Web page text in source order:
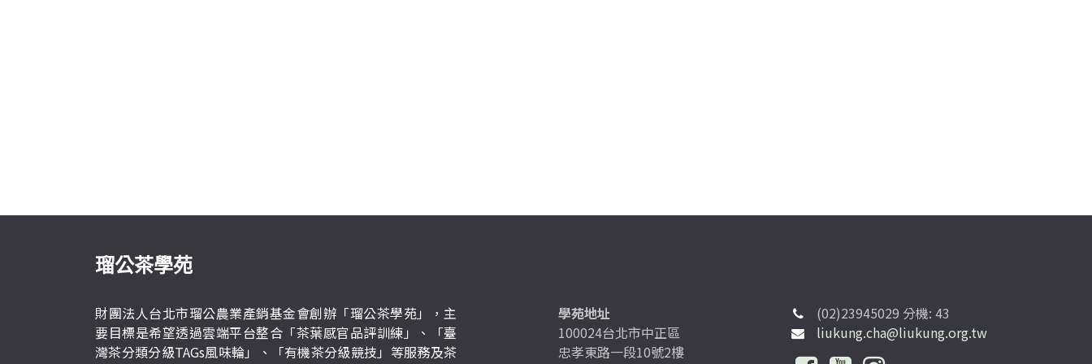
瑠公茶學苑
財團法人台北市瑠公農業產銷基金會創辦「瑠公茶學苑」，主
要目標是希望透過雲端平台整合「茶葉感官品評訓練」、「臺
灣茶分類分級TAGs風味輪」、「有機茶分級競技」等服務及茶
學苑地址
100024台北市中正區
忠孝東路一段10號2樓
(02)23945029 分機: 43
liukung.cha@liukung.org.tw